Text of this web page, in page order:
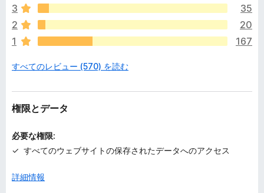
さ
れ
て
い
せ
3
35
2
20
1
167
すべてのレビュー (570) を読む
権限とデータ
必要な権限:
すべてのウェブサイトの保存されたデータへのアクセス
詳細情報